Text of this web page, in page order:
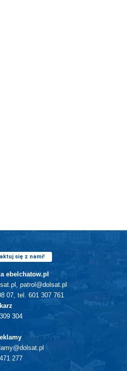
się z nami!
ebelchatow.pl
patrol@dolsat.pl
07, tel. 601 307 761
304
277